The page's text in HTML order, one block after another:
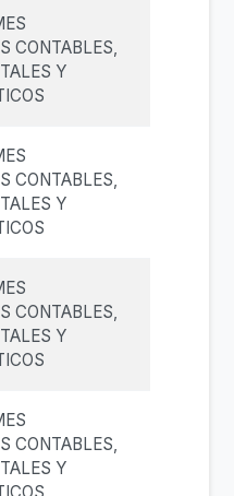
CONTABLES,
Y
CONTABLES,
Y
CONTABLES,
Y
CONTABLES,
Y